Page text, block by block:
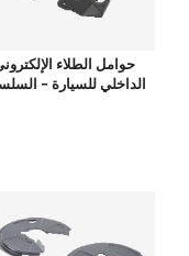
حوامل الطلاء
الداخلي للسيارة -